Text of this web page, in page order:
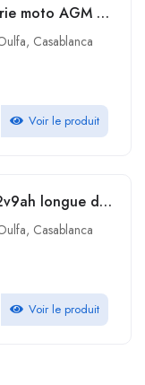
Bosch FA128 Batterie moto AGM 12V 100A 9Ah
Casablanca
Voir le produit
Batterie 12n9 bs 12v9ah longue durée de vie de la moto au plomb-acide noire scellée 12V 9Ah haute performance
Casablanca
Voir le produit